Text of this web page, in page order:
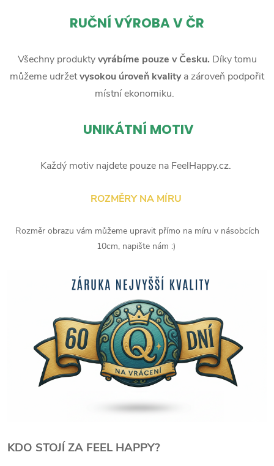
RUČNÍ VÝROBA V ČR
Všechny produktyvyrábíme pouze v Česku. Díky tomu
můžeme udržetvysokou úroveň kvalitya zároveň podpořit
místní ekonomiku.
UNIKÁTNÍ MOTIV
Každý motiv najdete pouze na FeelHappy.cz.
ROZMĚRY NA MÍRU
Rozměr obrazu vám můžeme upravit přímo na míru v násobcích
10cm, napište nám :)
KDO STOJÍ ZA FEEL HAPPY?